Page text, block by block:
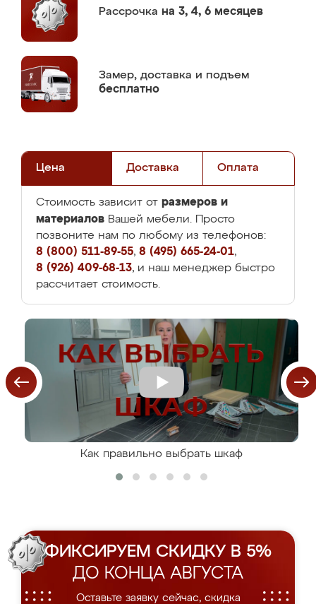
Рассрочка на 3, 4, 6 месяцев
Замер, доставка и подъем
бесплатно
Цена Доставка Оплата
Стоимость зависит от размеров и
материалов Вашей мебели. Просто
позвоните нам по любому из телефонов:
8 (800) 511-89-55, 8 (495) 665-24-01,
8 (926) 409-68-13, и наш менеджер быстро
рассчитает стоимость.
Как правильно выбрать шкаф
ФИКСИРУЕМ СКИДКУ В 5%
ДО КОНЦА АВГУСТА
Оставьте заявку сейчас, скидка